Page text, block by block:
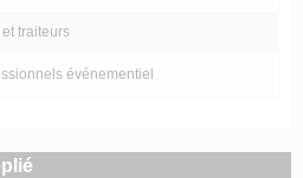
traiteurs
événementiel